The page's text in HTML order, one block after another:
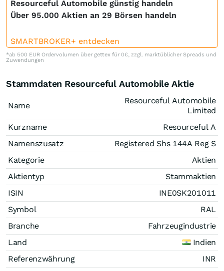
Resourceful Automobile günstig handeln
Über 95.000 Aktien an 29 Börsen handeln
SMARTBROKER+ entdecken
*ab 500 EUR Ordervolumen über gettex für 0€, zzgl. marktüblicher Spreads und
Zuwendungen
Stammdaten Resourceful Automobile Aktie
Name
Resourceful Automobile
Limited
Kurzname
Resourceful A
Namenszusatz
Registered Shs 144A Reg S
Kategorie
Aktien
Aktientyp
Stammaktien
ISIN
INE0SK201011
Symbol
RAL
Branche
Fahrzeugindustrie
Land
Indien
Referenzwährung
INR